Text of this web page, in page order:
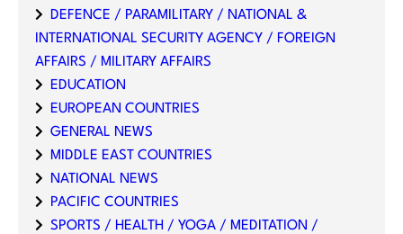
DEFENCE / PARAMILITARY / NATIONAL &
INTERNATIONAL SECURITY AGENCY / FOREIGN
AFFAIRS / MILITARY AFFAIRS
EDUCATION
EUROPEAN COUNTRIES
GENERAL NEWS
MIDDLE EAST COUNTRIES
NATIONAL NEWS
PACIFIC COUNTRIES
SPORTS / HEALTH / YOGA / MEDITATION /